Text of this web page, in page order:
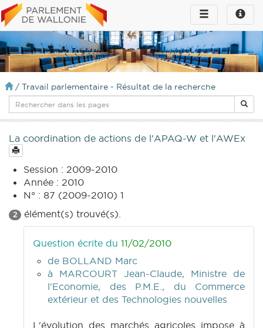
Toggle
infos
Toggle
navigation
/ Travail parlementaire - Résultat de la recherche
La coordination de actions de l'APAQ-W et l'AWEx
Session : 2009-2010
Année : 2010
N° : 87 (2009-2010) 1
2 élément(s) trouvé(s).
Question écrite du 11/02/2010
de BOLLAND Marc
à MARCOURT Jean-Claude, Ministre de
l'Economie, des P.M.E., du Commerce
extérieur et des Technologies nouvelles
L'évolution des marchés agricoles impose à